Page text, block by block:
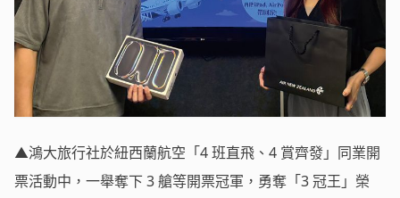
▲鴻大旅行社於紐西蘭航空「4 班直飛、4 賞齊發」同業開
票活動中，一舉奪下 3 艙等開票冠軍，勇奪「3 冠王」榮